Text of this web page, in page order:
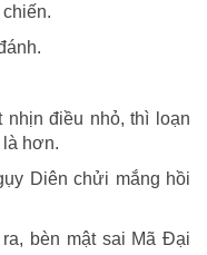
nhịn điều nhỏ, thì loạn
là hơn.
Diên chửi mắng hồi
bèn mật sai Mã Đại